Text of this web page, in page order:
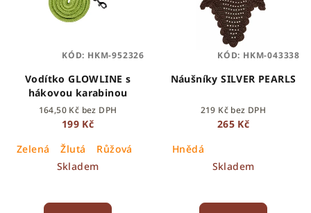
Vodítko GLOWLINE s
hákovou karabinou
164,50 Kč bez DPH
199 Kč
Zelená
Žlutá
Růžová
Skladem
KÓD: HKM-952326
Náušníky SILVER PEARLS
219 Kč bez DPH
265 Kč
Hnědá
Skladem
KÓD: HKM-043338